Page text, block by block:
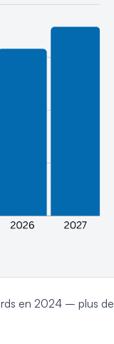
en 2024 – plus de